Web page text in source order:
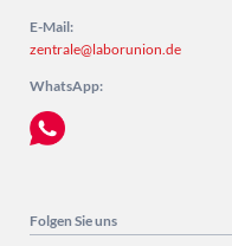
E-Mail:
zentrale@laborunion.de
WhatsApp:
Folgen Sie uns